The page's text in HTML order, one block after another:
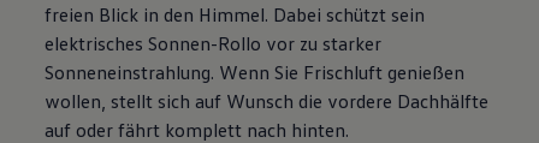
freien Blick in den Himmel. Dabei schützt sein
elektrisches Sonnen-Rollo vor zu starker
Sonneneinstrahlung. Wenn Sie Frischluft genießen
wollen, stellt sich auf Wunsch die vordere Dachhälfte
auf oder fährt komplett nach hinten.